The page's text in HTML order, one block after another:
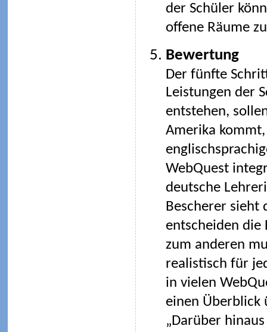
der Schüler
offene Räume
Bewertung
Der fünfte
Leistungen der
entstehen,
Amerika
WebQuest
deutsche
Bescherer sieht
entscheiden die
zum anderen
realistisch für
in vielen
einen Überblick
„Darüber